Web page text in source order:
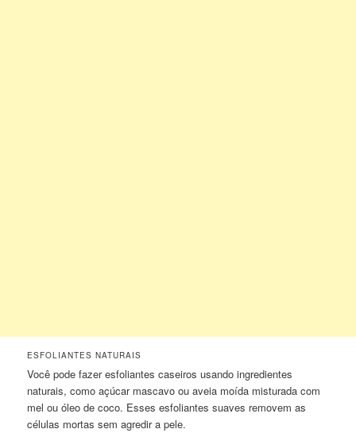
ESFOLIANTES NATURAIS
Você pode fazer esfoliantes caseiros usando ingredientes
naturais, como açúcar mascavo ou aveia moída misturada com
mel ou óleo de coco. Esses esfoliantes suaves removem as
células mortas sem agredir a pele.